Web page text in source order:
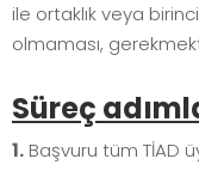
ile ortaklık veya
olmaması,
Süreç
1. Başvuru tüm TİAD